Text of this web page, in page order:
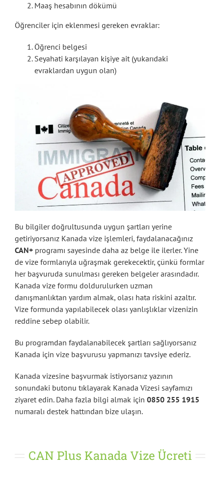
Maaş hesabının dökümü
Öğrenciler için eklenmesi gereken evraklar:
Öğrenci belgesi
Seyahati karşılayan kişiye ait (yukarıdaki
evraklardan uygun olan)
Bu bilgiler doğrultusunda uygun şartları yerine
getiriyorsanız Kanada vize işlemleri, faydalanacağınız
CAN+ programı sayesinde daha az belge ile ilerler. Yine
de vize formlarıyla uğraşmak gerekecektir, çünkü formlar
her başvuruda sunulması gereken belgeler arasındadır.
Kanada vize formu doldurulurken uzman
danışmanlıktan yardım almak, olası hata riskini azaltır.
Vize formunda yapılabilecek olası yanlışlıklar vizenizin
reddine sebep olabilir.
Bu programdan faydalanabilecek şartları sağlıyorsanız
Kanada için vize başvurusu yapmanızı tavsiye ederiz.
Kanada vizesine başvurmak istiyorsanız yazının
sonundaki butonu tıklayarak Kanada Vizesi sayfamızı
ziyaret edin. Daha fazla bilgi almak için 0850 255 1915
numaralı destek hattından bize ulaşın.
CAN Plus Kanada Vize Ücreti